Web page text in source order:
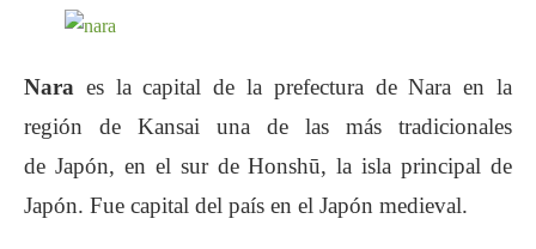
Nara es la capital de la prefectura de Nara en la
región de Kansai una de las más tradicionales
de Japón, en el sur de Honshū, la isla principal de
Japón. Fue capital del país en el Japón medieval.